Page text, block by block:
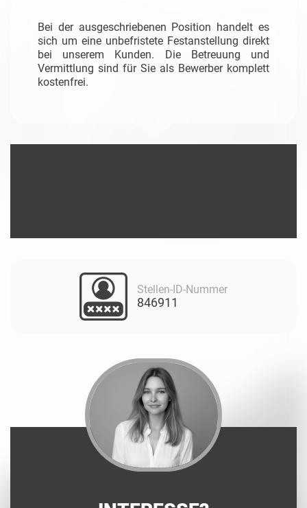
Bei der ausgeschriebenen Position handelt es
sich um eine unbefristete Festanstellung direkt
bei unserem Kunden. Die Betreuung und
Vermittlung sind für Sie als Bewerber komplett
kostenfrei.
Stellen-ID-Nummer
846911